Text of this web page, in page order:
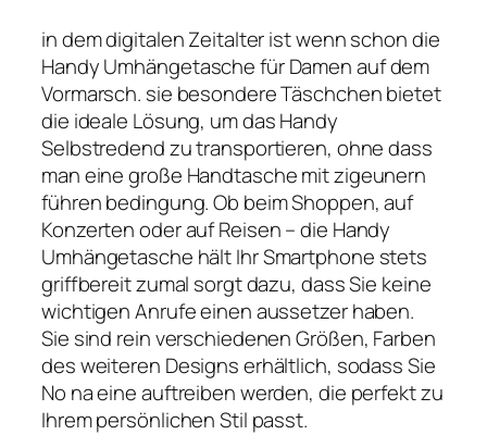
in dem digitalen Zeitalter ist wenn schon die
Handy Umhängetasche für Damen auf dem
Vormarsch. sie besondere Täschchen bietet
die ideale Lösung, um das Handy
Selbstredend zu transportieren, ohne dass
man eine große Handtasche mit zigeunern
führen bedingung. Ob beim Shoppen, auf
Konzerten oder auf Reisen – die Handy
Umhängetasche hält Ihr Smartphone stets
griffbereit zumal sorgt dazu, dass Sie keine
wichtigen Anrufe einen aussetzer haben.
Sie sind rein verschiedenen Größen, Farben
des weiteren Designs erhältlich, sodass Sie
No na eine auftreiben werden, die perfekt zu
Ihrem persönlichen Stil passt.